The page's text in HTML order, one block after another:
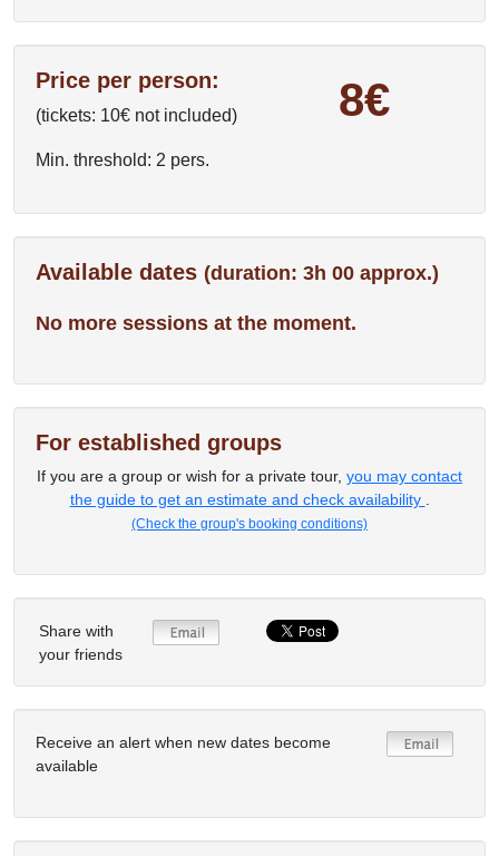
Price per person:
(tickets: 10€ not included)
Min. threshold: 2 pers.
8€
Available dates (duration: 3h 00 approx.)
No more sessions at the moment.
For established groups
If you are a group or wish for a private tour, you may contact
the guide to get an estimate and check availability
(Check the group's booking conditions)
Share with
your friends
Receive an alert when new dates become
available